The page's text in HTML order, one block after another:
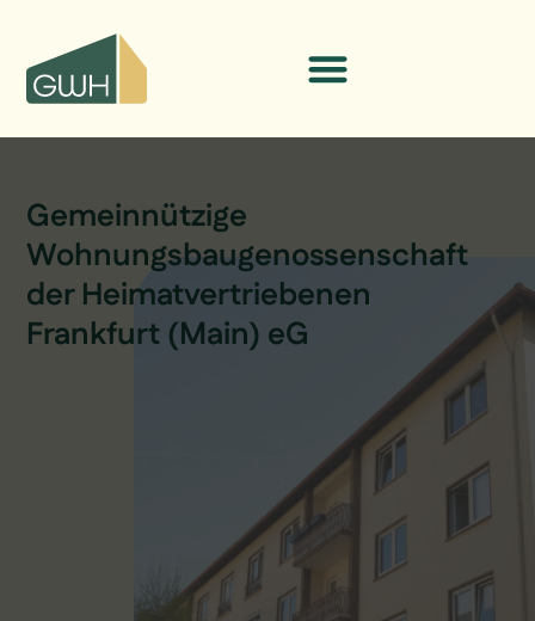
Gemeinnützige
Wohnungsbaugenossenschaft
der Heimatvertriebenen
Frankfurt (Main) eG